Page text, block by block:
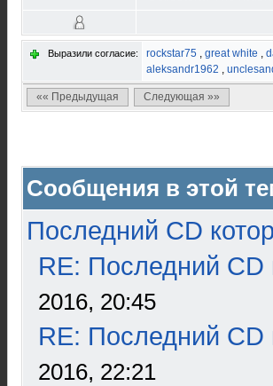
Выразили согласие: rockstar75 , great white ,
aleksandr1962 ,
«« Предыдущая Следующая »»
Сообщения в этой
Последний CD
RE: Последний CD
2016, 20:45
RE: Последний CD
2016, 22:21